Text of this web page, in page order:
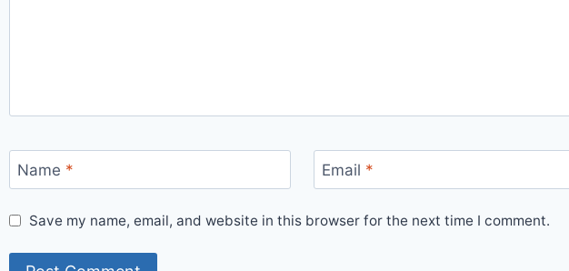
Name * Email *
Save my name, email, and website in this browser for the next time I comment.